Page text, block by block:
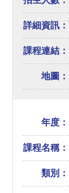
詳細資訊：
課程連結：
地圖：
年度：
課程名稱：
類別：